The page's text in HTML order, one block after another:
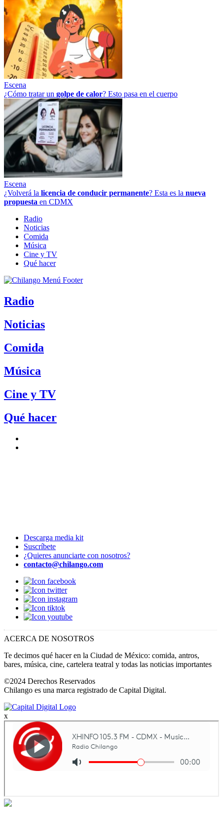
Escena
¿Cómo tratar un golpe de calor? Esto pasa en el cuerpo
Escena
¿Volverá la licencia de conducir permanente? Esta es la nueva
propuesta en CDMX
Radio
Noticias
Comida
Música
Cine y TV
Qué hacer
Radio
Noticias
Comida
Música
Cine y TV
Qué hacer
Descarga media kit
Suscríbete
¿Quieres anunciarte con nosotros?
contacto@chilango.com
ACERCA DE NOSOTROS
Te decimos qué hacer en la Ciudad de México: comida, antros,
bares, música, cine, cartelera teatral y todas las noticias importantes
©2024 Derechos Reservados
Chilango es una marca registrado de Capital Digital.
x